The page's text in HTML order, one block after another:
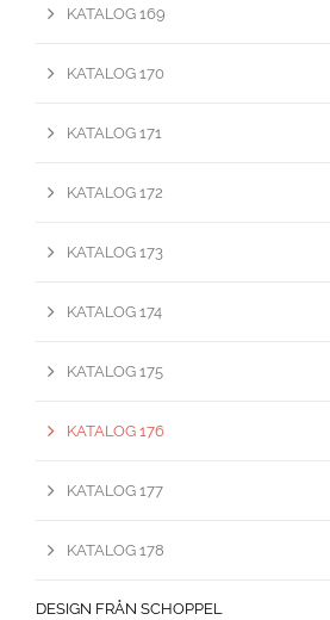
KATALOG 169
KATALOG 170
KATALOG 171
KATALOG 172
KATALOG 173
KATALOG 174
KATALOG 175
KATALOG 176
KATALOG 177
KATALOG 178
DESIGN FRÅN SCHOPPEL